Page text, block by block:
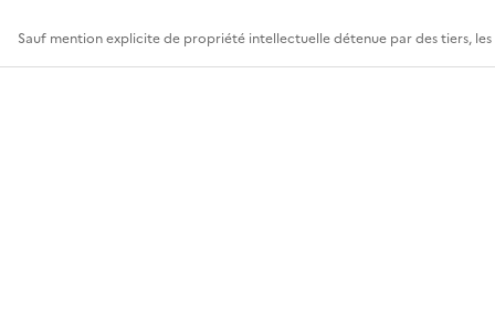
Sauf mention explicite de propriété intellectuelle détenue par des tiers,